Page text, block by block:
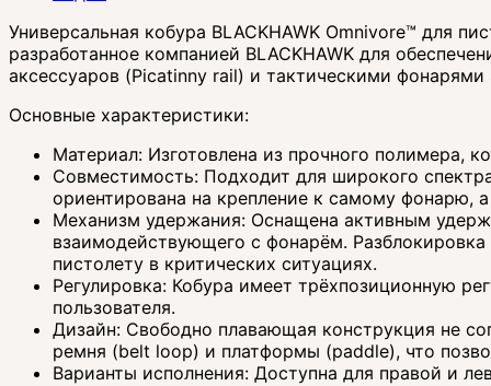
Универсальная кобура BLACKHAWK Omnivore™ для
разработанное компанией BLACKHAWK для
аксессуаров (Picatinny rail) и тактическими фонарями
Основные характеристики:
Материал: Изготовлена из прочного полимера,
Совместимость: Подходит для широкого
ориентирована на крепление к самому фонарю,
Механизм удержания: Оснащена активным
взаимодействующего с фонарём.
пистолету в критических ситуациях.
Регулировка: Кобура имеет трёхпозиционную
пользователя.
Дизайн: Свободно плавающая конструкция не
ремня (belt loop) и платформы (paddle), что
Варианты исполнения: Доступна для правой и